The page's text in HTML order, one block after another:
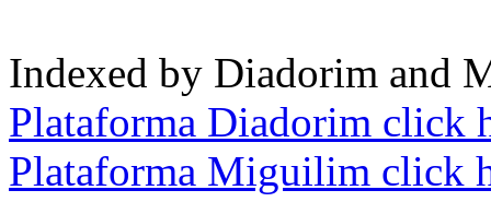
Indexed by Diadorim and
Plataforma Diadorim click
Plataforma Miguilim click